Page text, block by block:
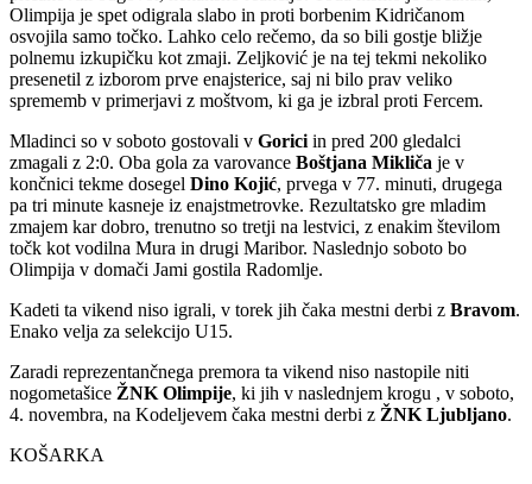
Olimpija je spet odigrala slabo in proti borbenim Kidričanom
osvojila samo točko. Lahko celo rečemo, da so bili gostje bližje
polnemu izkupičku kot zmaji. Zeljković je na tej tekmi nekoliko
presenetil z izborom prve enajsterice, saj ni bilo prav veliko
sprememb v primerjavi z moštvom, ki ga je izbral proti Fercem.
Mladinci so v soboto gostovali v Goriciin pred 200 gledalci
zmagali z 2:0. Oba gola za varovance Boštjana Mikliča je v
končnici tekme dosegel Dino Kojić, prvega v 77. minuti, drugega
pa tri minute kasneje iz enajstmetrovke. Rezultatsko gre mladim
zmajem kar dobro, trenutno so tretji na lestvici, z enakim številom
točk kot vodilna Mura in drugi Maribor. Naslednjo soboto bo
Olimpija v domači Jami gostila Radomlje.
Kadeti ta vikend niso igrali, v torek jih čaka mestni derbi z Bravom.
Enako velja za selekcijo U15.
Zaradi reprezentančnega premora ta vikend niso nastopile niti
nogometašice ŽNK Olimpije, ki jih v naslednjem krogu , v soboto,
4. novembra, na Kodeljevem čaka mestni derbi z ŽNK Ljubljano.
KOŠARKA